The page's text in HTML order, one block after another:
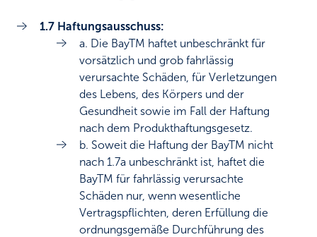
1.7 Haftungsausschuss:
a. Die BayTM haftet unbeschränkt für
vorsätzlich und grob fahrlässig
verursachte Schäden, für Verletzungen
des Lebens, des Körpers und der
Gesundheit sowie im Fall der Haftung
nach dem Produkthaftungsgesetz.
b. Soweit die Haftung der BayTM nicht
nach 1.7a unbeschränkt ist, haftet die
BayTM für fahrlässig verursachte
Schäden nur, wenn wesentliche
Vertragspflichten, deren Erfüllung die
ordnungsgemäße Durchführung des